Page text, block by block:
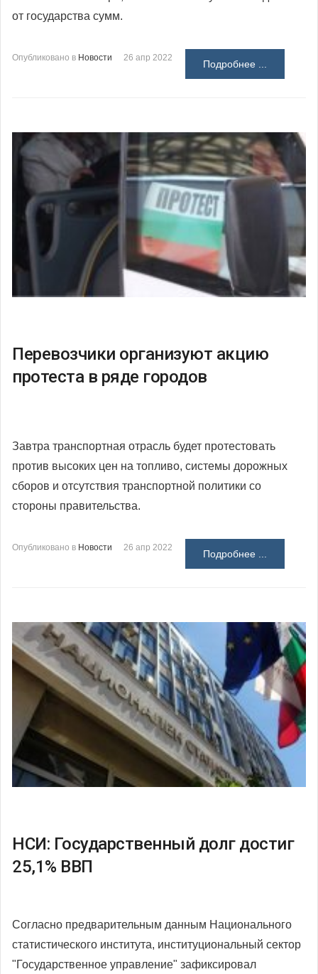
от государства сумм.
Опубликовано в Новости 26 апр 2022
Подробнее ...
Перевозчики организуют акцию
протеста в ряде городов
Завтра транспортная отрасль будет протестовать
против высоких цен на топливо, системы дорожных
сборов и отсутствия транспортной политики со
стороны правительства.
Опубликовано в Новости 26 апр 2022
Подробнее ...
НСИ: Государственный долг достиг
25,1% ВВП
Согласно предварительным данным Национального
статистического института, институциональный сектор
"Государственное управление" зафиксировал